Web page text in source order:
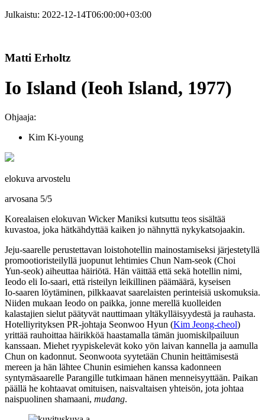
Julkaistu: 2022-12-14T06:00:00+03:00
Matti Erholtz
Io Island (Ieoh Island, 1977)
Ohjaaja:
Kim Ki-young
elokuva arvostelu
arvosana 5/5
Korealaisen elokuvan Wicker Maniksi kutsuttu teos sisältää
kuvastoa, joka hätkähdyttää kaiken jo nähnyttä nykykatsojaakin.
Jeju-saarelle perustettavan loistohotellin mainostamiseksi järjestetyllä
promootioristeilyllä juopunut lehtimies Chun Nam‑seok (Choi
Yun‑seok) aiheuttaa häiriötä. Hän väittää että sekä hotellin nimi,
Ieodo eli Io‑saari, että risteilyn leikillinen päämäärä, kyseisen
Io‑saaren löytäminen, pilkkaavat saarelaisten perinteisiä uskomuksia.
Niiden mukaan Ieodo on paikka, jonne merellä kuolleiden
kalastajien sielut päätyvät nauttimaan yltäkylläisyydestä ja rauhasta.
Hotelliyrityksen PR‑johtaja Seonwoo Hyun (Kim Jeong-cheol)
yrittää rauhoittaa häirikköä haastamalla tämän juomiskilpailuun
kanssaan. Miehet ryypiskelevät koko yön laivan kannella ja aamulla
Chun on kadonnut. Seonwoota syytetään Chunin heittämisestä
mereen ja hän lähtee Chunin esimiehen kanssa kadonneen
syntymäsaarelle Parangille tutkimaan hänen menneisyyttään. Paikan
päällä he kohtaavat omituisen, naisvaltaisen yhteisön, jota johtaa
naispuolinen shamaani, mudang.